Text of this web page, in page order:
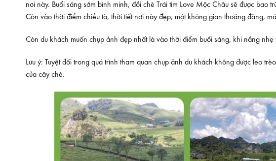
nơi này. Buổi sáng sớm bình minh, đồi chè Trái tim Love Mộc Châu sẽ được bao
Còn vào thời điểm chiều tà, thời tiết nơi này đẹp, một không gian thoáng đãng,
Còn du khách muốn chụp ảnh đẹp nhất là vào thời điểm buổi sáng, khi nắng
Lưu ý: Tuyệt đối trong quá trình tham quan chụp ảnh du khách không được leo
của cây chè.